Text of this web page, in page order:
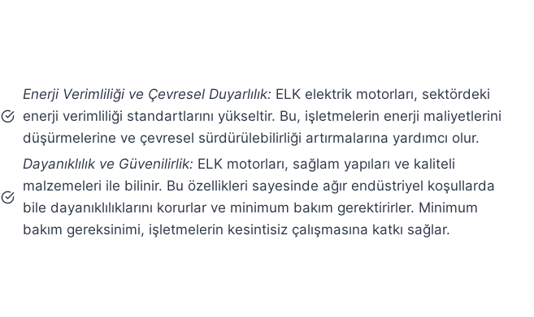
Enerji Verimliliği ve Çevresel Duyarlılık: ELK elektrik motorları, sektördeki
enerji verimliliği standartlarını yükseltir. Bu, işletmelerin enerji maliyetlerini
düşürmelerine ve çevresel sürdürülebilirliği artırmalarına yardımcı olur.
Dayanıklılık ve Güvenilirlik: ELK motorları, sağlam yapıları ve kaliteli
malzemeleri ile bilinir. Bu özellikleri sayesinde ağır endüstriyel koşullarda
bile dayanıklılıklarını korurlar ve minimum bakım gerektirirler. Minimum
bakım gereksinimi, işletmelerin kesintisiz çalışmasına katkı sağlar.